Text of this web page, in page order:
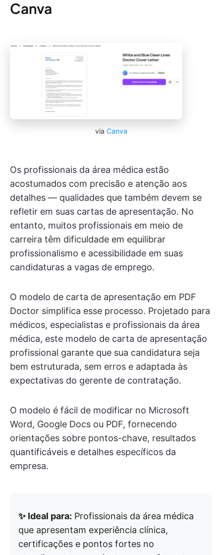
Canva
via Canva
Os profissionais da área médica estão
acostumados com precisão e atenção aos
detalhes — qualidades que também devem se
refletir em suas cartas de apresentação. No
entanto, muitos profissionais em meio de
carreira têm dificuldade em equilibrar
profissionalismo e acessibilidade em suas
candidaturas a vagas de emprego.
O modelo de carta de apresentação em PDF
Doctor simplifica esse processo. Projetado para
médicos, especialistas e profissionais da área
médica, este modelo de carta de apresentação
profissional garante que sua candidatura seja
bem estruturada, sem erros e adaptada às
expectativas do gerente de contratação.
O modelo é fácil de modificar no Microsoft
Word, Google Docs ou PDF, fornecendo
orientações sobre pontos-chave, resultados
quantificáveis e detalhes específicos da
empresa.
✨ Ideal para: Profissionais da área médica
que apresentam experiência clínica,
certificações e pontos fortes no